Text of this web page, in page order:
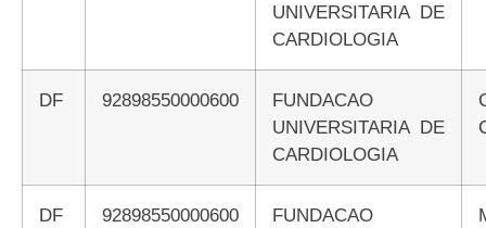
UNIVERSITARIA DE
CARDIOLOGIA
DF 92898550000600
FUNDACAO
UNIVERSITARIA DE
CARDIOLOGIA
DF 92898550000600
FUNDACAO